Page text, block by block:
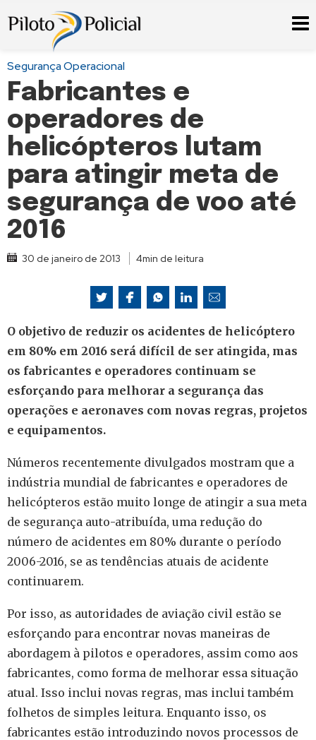
Segurança Operacional
Fabricantes e
operadores de
helicópteros lutam
para atingir meta de
segurança de voo até
2016
30 de janeiro de 2013 4min de leitura
O objetivo de reduzir os acidentes de helicóptero
em 80% em 2016 será difícil de ser atingida, mas
os fabricantes e operadores continuam se
esforçando para melhorar a segurança das
operações e aeronaves com novas regras, projetos
e equipamentos.
Números recentemente divulgados mostram que a
indústria mundial de fabricantes e operadores de
helicópteros estão muito longe de atingir a sua meta
de segurança auto-atribuída, uma redução do
número de acidentes em 80% durante o período
2006-2016, se as tendências atuais de acidente
continuarem.
Por isso, as autoridades de aviação civil estão se
esforçando para encontrar novas maneiras de
abordagem à pilotos e operadores, assim como aos
fabricantes, como forma de melhorar essa situação
atual. Isso inclui novas regras, mas inclui também
folhetos de simples leitura. Enquanto isso, os
fabricantes estão introduzindo novos processos de